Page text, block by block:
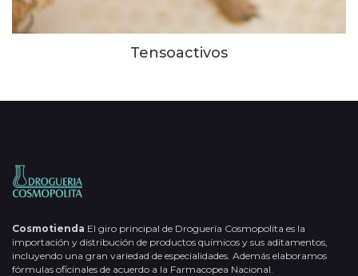
Tensoactivos
Cosmotienda El giro principal de Droguería Cosmopolita es la
importación y distribución de productos químicos y sus aditamentos,
incluyendo una gran variedad de especialidades. Además elaboramos
fórmulas oficinales de acuerdo a la Farmacopea Nacional.